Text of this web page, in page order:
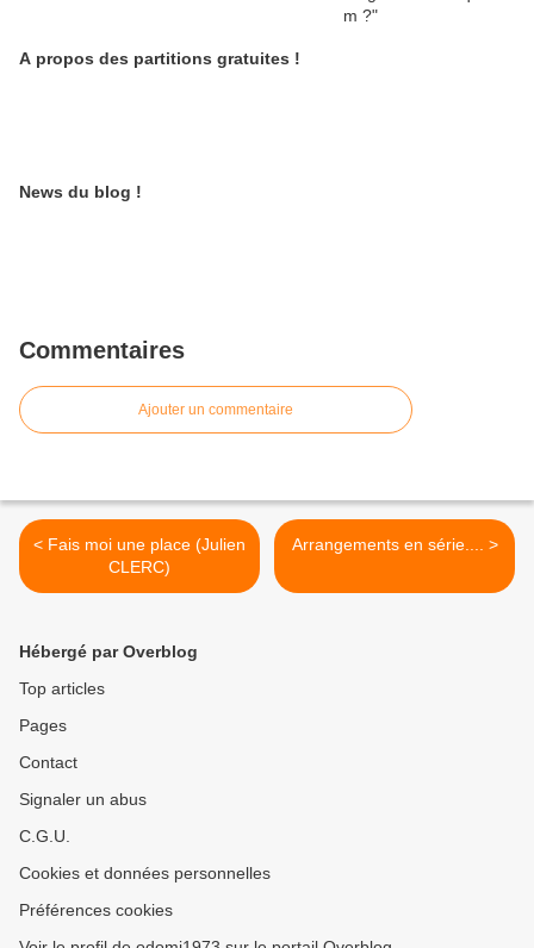
A propos des partitions gratuites !
News du blog !
Commentaires
Ajouter un commentaire
< Fais moi une place (Julien
CLERC)
Arrangements en série.... >
Hébergé par Overblog
Top articles
Pages
Contact
Signaler un abus
C.G.U.
Cookies et données personnelles
Préférences cookies